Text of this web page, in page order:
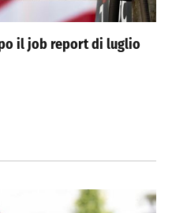
il job report di luglio